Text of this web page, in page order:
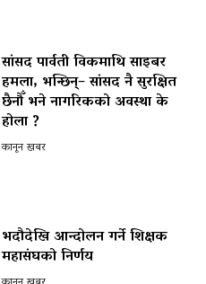
सांसद पार्वती विकमाथि साइबर
हमला, भन्छिन्– सांसद नै सुरक्षित
छैनौँ भने नागरिकको अवस्था के
होला ?
कानून खबर
भदौदेखि आन्दोलन गर्ने शिक्षक
महासंघको निर्णय